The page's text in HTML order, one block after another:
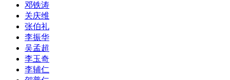
邓铁涛
关庆维
张伯礼
李振华
吴孟超
李玉奇
李辅仁